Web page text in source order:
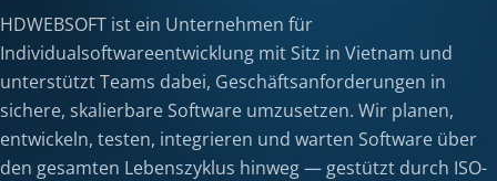
HDWEBSOFT ist ein Unternehmen für
Individualsoftwareentwicklung mit Sitz in Vietnam und
unterstützt Teams dabei, Geschäftsanforderungen in
sichere, skalierbare Software umzusetzen. Wir planen,
entwickeln, testen, integrieren und warten Software über
den gesamten Lebenszyklus hinweg — gestützt durch ISO-